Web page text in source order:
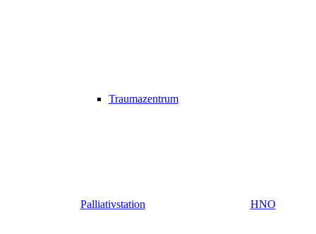
Traumazentrum
Palliativstation HNO